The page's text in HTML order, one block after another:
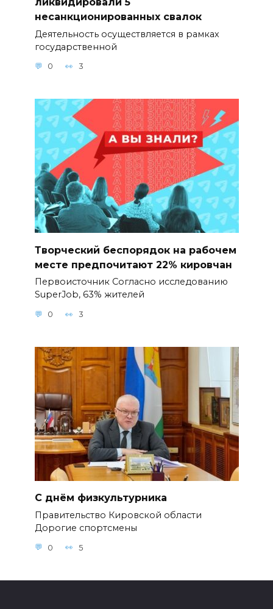
несанкционированных свалок
Деятельность осуществляется в рамках
государственной
0 3
Творческий беспорядок на рабочем
месте предпочитают 22% кировчан
Первоисточник Согласно исследованию
SuperJob, 63% жителей
0 3
С днём физкультурника
Правительство Кировской области
Дорогие спортсмены
0 5